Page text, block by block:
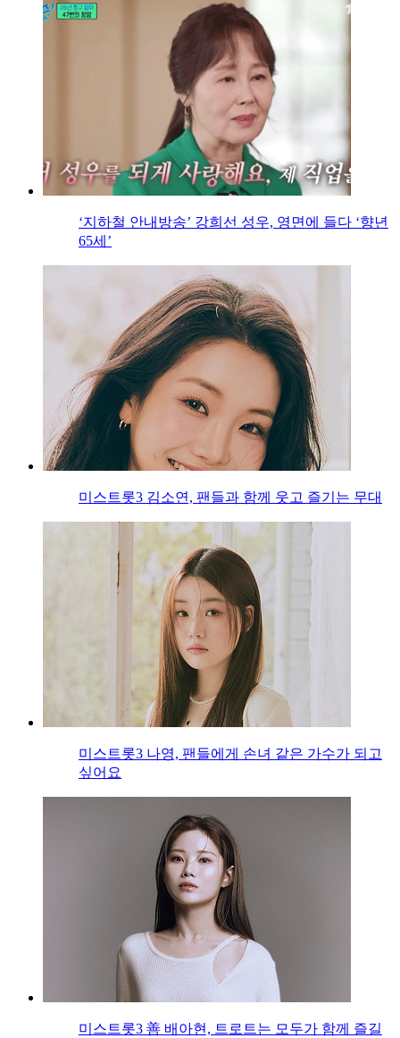
‘지하철 안내방송’ 강희선 성우, 영면에 들다 ‘향년
65세’
미스트롯3 김소연, 팬들과 함께 웃고 즐기는 무대
미스트롯3 나영, 팬들에게 손녀 같은 가수가 되고
싶어요
미스트롯3 善 배아현, 트로트는 모두가 함께 즐길